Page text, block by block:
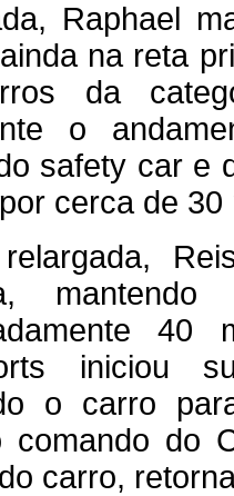
Raphael
na reta
da
o
safety car e
cerca de 30
iniciou
o carro
comando do
carro,